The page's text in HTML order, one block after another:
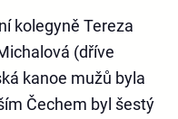
kolegyně Tereza
(dříve
kanoe mužů byla
Čechem byl šestý